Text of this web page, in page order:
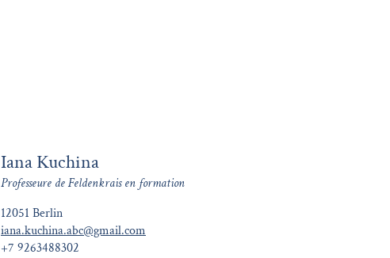
Iana Kuchina
Professeure de Feldenkrais en formation
12051 Berlin
iana.kuchina.abc@gmail.com
+7 9263488302